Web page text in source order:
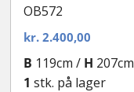
OB572
kr.2.400,00
B 119cm / H 207cm
1 stk. på lager